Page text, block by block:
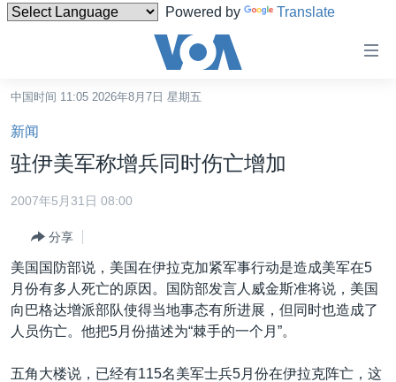
Powered by Translate
碍
链
接
跳
转
容
导
航
中国
港澳
国际
最新国际新闻
印太
中东
分类新闻
经济·金融·贸易
人权·法律·宗教
美中关系
热点专题
中国时间 11:05 2026年8月7日 星期五
新闻
驻伊美军称增兵同时伤亡增加
2007年5月31日 08:00
分享
美国国防部说，美国在伊拉克加紧军事行动是造成美军在5
月份有多人死亡的原因。国防部发言人威金斯准将说，美国
向巴格达增派部队使得当地事态有所进展，但同时也造成了
人员伤亡。他把5月份描述为“棘手的一个月”。
五角大楼说，已经有115名美军士兵5月份在伊拉克阵亡，这